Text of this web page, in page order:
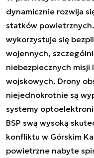
dynamicznie rozwija
statków
wykorzystuje się
wojennych,
niebezpiecznych misji
wojskowych. Drony
niejednokrotnie są
systemy
BSP swą wysoką
konfliktu w Górskim
powietrzne nabyte